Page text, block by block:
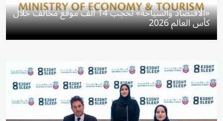
«الاقتصاد والسياحة» تحجب 14 ألف موقع مخالف خلال
كأس العالم 2026